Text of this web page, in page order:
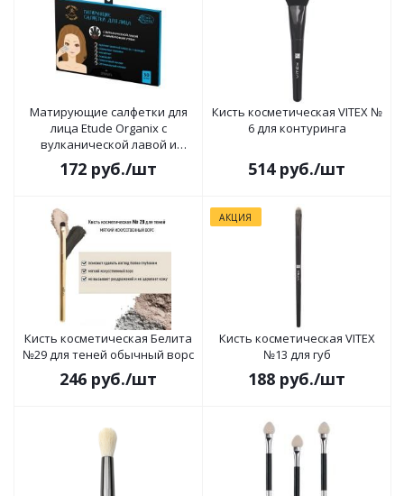
Матирующие салфетки для
лица Etude Organix с
вулканической лавой и
бамбуковым углем
172 руб./шт
Кисть косметическая VITEX №
6 для контуринга
514руб./шт
Кисть косметическая Белита
№29 для теней обычный ворс
246 руб./шт
АКЦИЯ
Кисть косметическая VITEX
№13 для губ
188 руб./шт